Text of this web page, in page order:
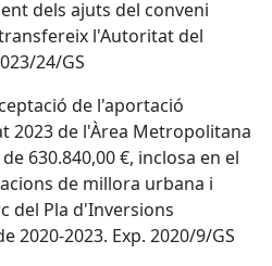
dels ajuts del conveni
l'Autoritat del
24/GS
de l'aportació
2023 de l'Àrea Metropolitana
630.840,00 €, inclosa en el
de millora urbana i
del Pla d'Inversions
2020-2023. Exp. 2020/9/GS